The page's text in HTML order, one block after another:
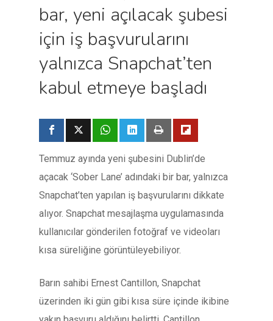
bar, yeni açılacak şubesi
için iş başvurularını
yalnızca Snapchat’ten
kabul etmeye başladı
Temmuz ayında yeni şubesini Dublin’de
açacak ‘Sober Lane’ adındaki bir bar, yalnızca
Snapchat’ten yapılan iş başvurularını dikkate
alıyor. Snapchat mesajlaşma uygulamasında
kullanıcılar gönderilen fotoğraf ve videoları
kısa süreliğine görüntüleyebiliyor.
Barın sahibi Ernest Cantillon, Snapchat
üzerinden iki gün gibi kısa süre içinde ikibine